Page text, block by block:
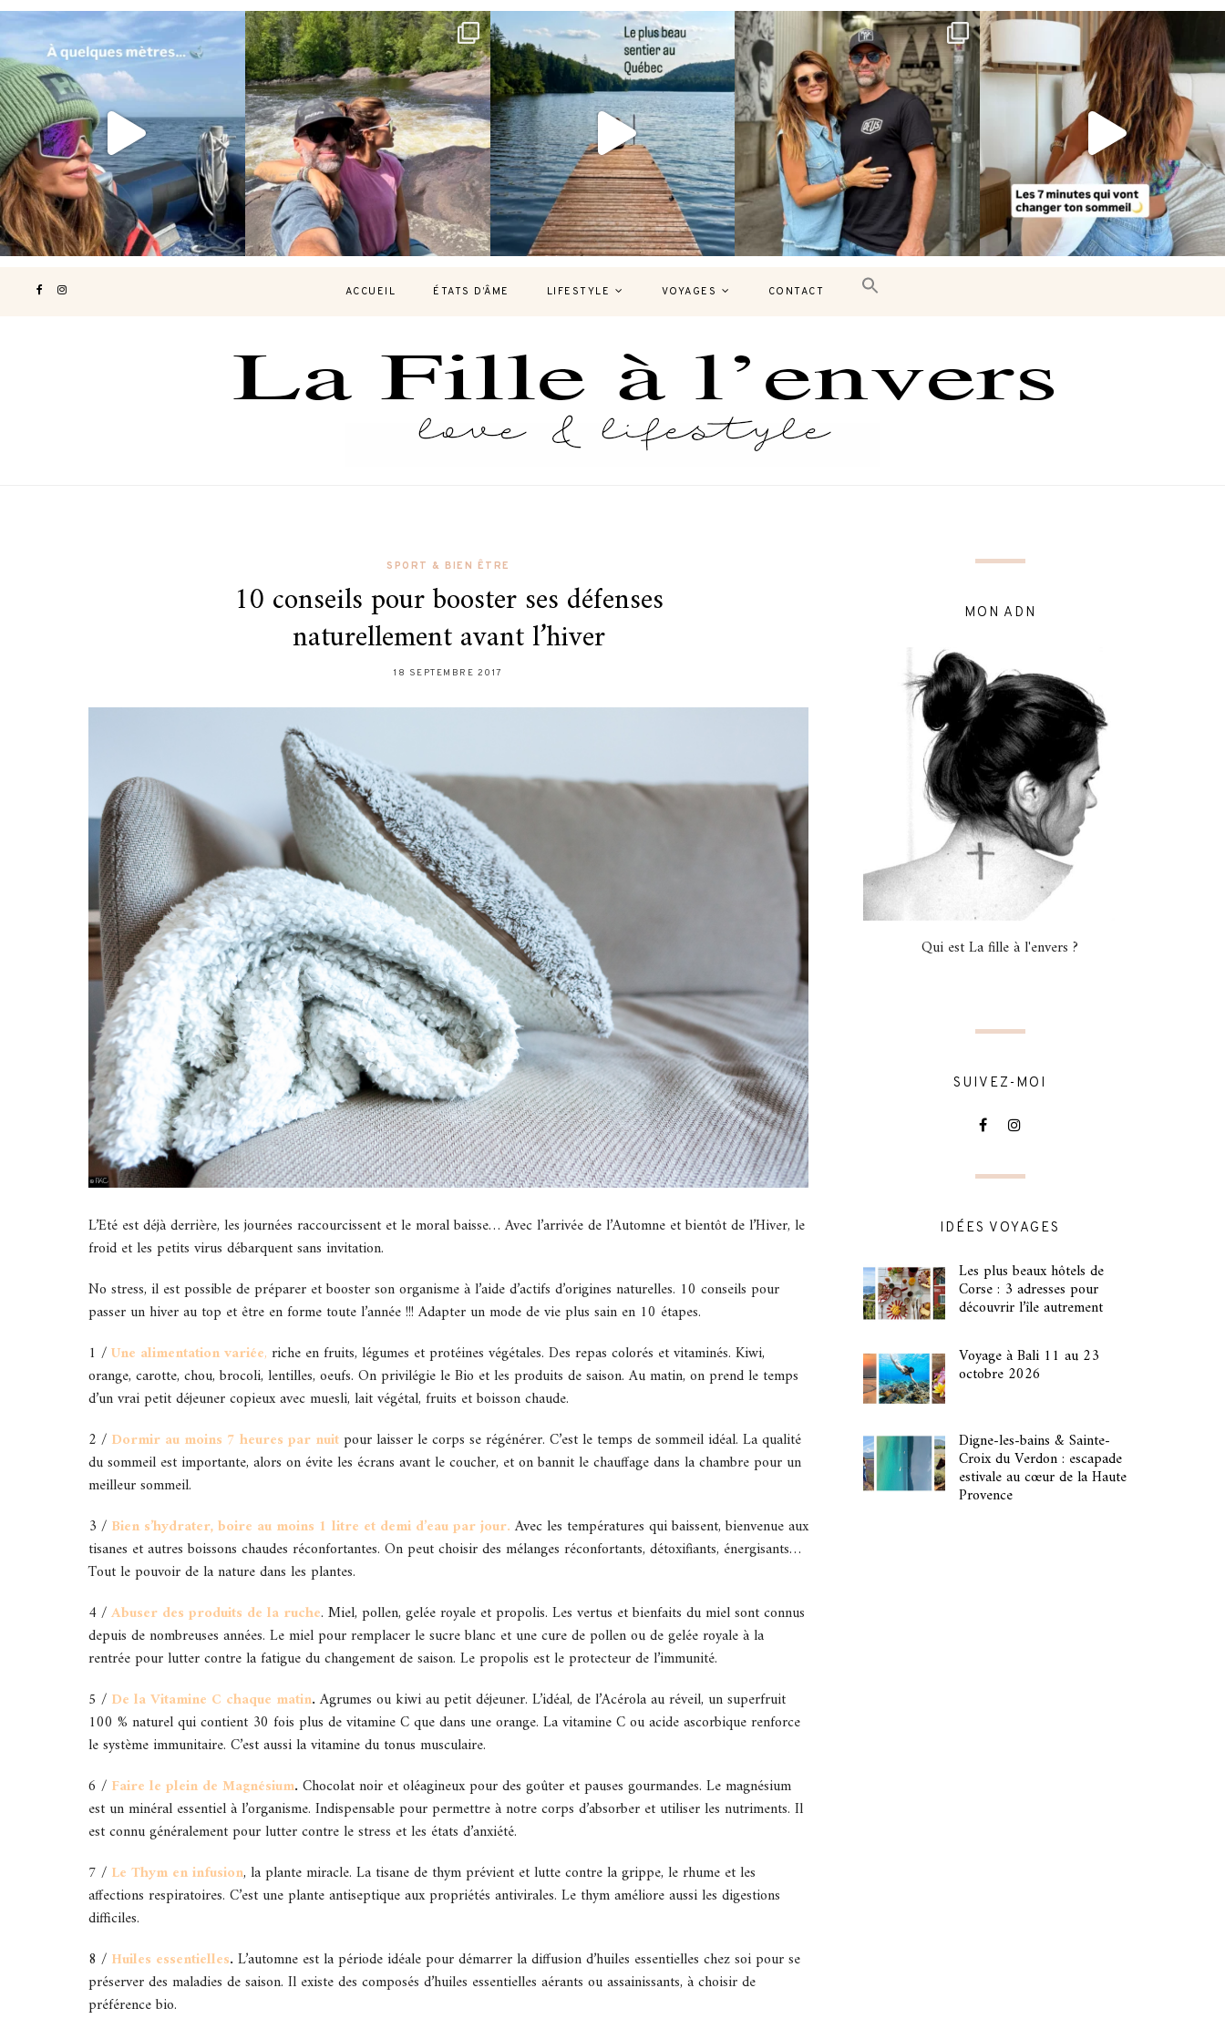
Voir une baleine en photo, c’est
impressionnant 🐋...
196
Les Laurentides, le Québec version
nature.
...
309 47
Et si je te disais qu’il existe un sentier où
126 37
Montréal, une très belle surprise 🇨🇦
J’ai...
442
Le sommeil est essentiel à notre bien-
être… et...
102 14
ACCUEIL ÉTATS D’ÂME LIFESTYLE VOYAGES CONTACT
SPORT & BIEN ÊTRE
10 conseils pour booster ses défenses
naturellement avant l’hiver
18 SEPTEMBRE 2017
L’Eté est déjà derrière, les journées raccourcissent et le moral baisse… Avec l’arrivée de l’Automne et bientôt de l’Hiver, le
froid et les petits virus débarquent sans invitation.
No stress, il est possible de préparer et booster son organisme à l’aide d’actifs d’origines naturelles. 10 conseils pour
passer un hiver au top et être en forme toute l’année !!! Adapter un mode de vie plus sain en 10 étapes.
1 /Une alimentation variée, riche en fruits, légumes et protéines végétales. Des repas colorés et vitaminés. Kiwi,
orange, carotte, chou, brocoli, lentilles, oeufs. On privilégie le Bio et les produits de saison. Au matin, on prend le temps
d’un vrai petit déjeuner copieux avec muesli, lait végétal, fruits et boisson chaude.
2 / Dormir au moins 7 heures par nuitpour laisser le corps se régénérer. C’est le temps de sommeil idéal. La qualité
du sommeil est importante, alors on évite les écrans avant le coucher, et on bannit le chauffage dans la chambre pour un
meilleur sommeil.
3 / Bien s’hydrater, boire au moins 1 litre et demi d’eau par jour. Avec les températures qui baissent, bienvenue aux
tisanes et autres boissons chaudes réconfortantes. On peut choisir des mélanges réconfortants, détoxifiants, énergisants…
Tout le pouvoir de la nature dans les plantes.
4 /Abuser des produits de la ruche. Miel, pollen, gelée royale et propolis. Les vertus et bienfaits du miel sont connus
depuis de nombreuses années. Le miel pour remplacer le sucre blanc et une cure de pollen ou de gelée royale à la
rentrée pour lutter contre la fatigue du changement de saison. Le propolis est le protecteur de l’immunité.
5 / De la Vitamine C chaque matin. Agrumes ou kiwi au petit déjeuner. L’idéal, de l’Acérola au réveil, un superfruit
100 % naturel qui contient 30 fois plus de vitamine C que dans une orange. La vitamine C ou acide ascorbique renforce
le système immunitaire. C’est aussi la vitamine du tonus musculaire.
6 / Faire le plein de Magnésium. Chocolat noir et oléagineux pour des goûter et pauses gourmandes. Le magnésium
est un minéral essentiel à l’organisme. Indispensable pour permettre à notre corps d’absorber et utiliser les nutriments. Il
est connu généralement pour lutter contre le stress et les états d’anxiété.
7 / Le Thym en infusion, la plante miracle. La tisane de thym prévient et lutte contre la grippe, le rhume et les
affections respiratoires. C’est une plante antiseptique aux propriétés antivirales. Le thym améliore aussi les digestions
difficiles.
8 / Huiles essentielles. L’automne est la période idéale pour démarrer la diffusion d’huiles essentielles chez soi pour se
préserver des maladies de saison. Il existe des composés d’huiles essentielles aérants ou assainissants, à choisir de
préférence bio.
MON ADN
Qui est La fille à l'envers ?
SUIVEZ-MOI
IDÉES VOYAGES
Les plus beaux hôtels de
Corse : 3 adresses pour
découvrir l’île autrement
Voyage à Bali 11 au 23
octobre 2026
Digne-les-bains & Sainte-
Croix du Verdon : escapade
estivale au cœur de la Haute
Provence